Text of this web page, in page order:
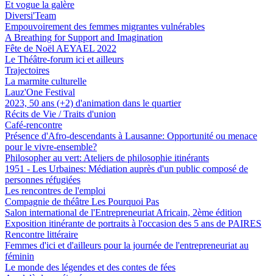
Et vogue la galère
Diversi'Team
Empouvoirement des femmes migrantes vulnérables
A Breathing for Support and Imagination
Fête de Noël AEYAEL 2022
Le Théâtre-forum ici et ailleurs
Trajectoires
La marmite culturelle
Lauz'One Festival
2023, 50 ans (+2) d'animation dans le quartier
Récits de Vie / Traits d'union
Café-rencontre
Présence d'Afro-descendants à Lausanne: Opportunité ou menace
pour le vivre-ensemble?
Philosopher au vert: Ateliers de philosophie itinérants
1951 - Les Urbaines: Médiation auprès d'un public composé de
personnes réfugiées
Les rencontres de l'emploi
Compagnie de théâtre Les Pourquoi Pas
Salon international de l'Entrepreneuriat Africain, 2ème édition
Exposition itinérante de portraits à l'occasion des 5 ans de PAIRES
Rencontre littéraire
Femmes d'ici et d'ailleurs pour la journée de l'entrepreneuriat au
féminin
Le monde des légendes et des contes de fées